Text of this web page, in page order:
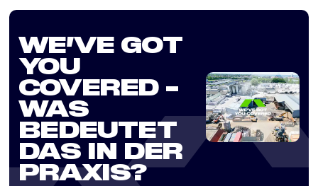
WE’VE GOT
YOU
COVERED –
WAS
BEDEUTET
DAS IN DER
PRAXIS?